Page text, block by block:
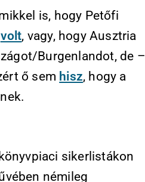
is, hogy Petőfi
volt, vagy, hogy Ausztria
Burgenlandot, de –
ő sem hisz, hogy a
sikerlistákon
némileg